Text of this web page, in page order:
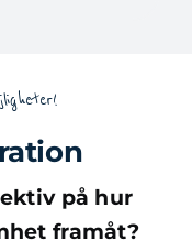
på hur
framåt?